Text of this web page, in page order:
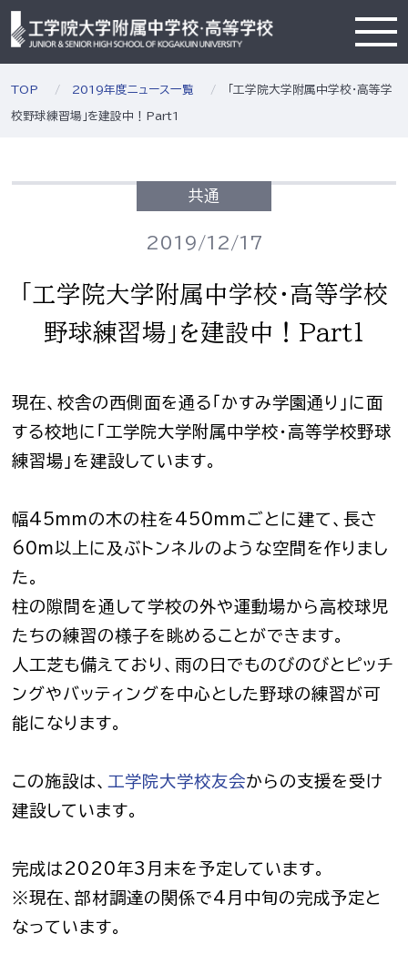
TOP 2019年度ニュース一覧 「工学院大学附属中学校・高等学
校野球練習場」を建設中！Part1
共通
2019/12/17
「工学院大学附属中学校・高等学校
野球練習場」を建設中！Part1
現在、校舎の西側面を通る「かすみ学園通り」に面
する校地に「工学院大学附属中学校・高等学校野球
練習場」を建設しています。
幅45mmの木の柱を450mmごとに建て、長さ
60m以上に及ぶトンネルのような空間を作りまし
た。
柱の隙間を通して学校の外や運動場から高校球児
たちの練習の様子を眺めることができます。
人工芝も備えており、雨の日でものびのびとピッチ
ングやバッティングを中心とした野球の練習が可
能になります。
この施設は、 工学院大学校友会からの支援を受け
建設しています。
完成は2020年3月末を予定しています。
※現在、部材調達の関係で4月中旬の完成予定と
なっています。